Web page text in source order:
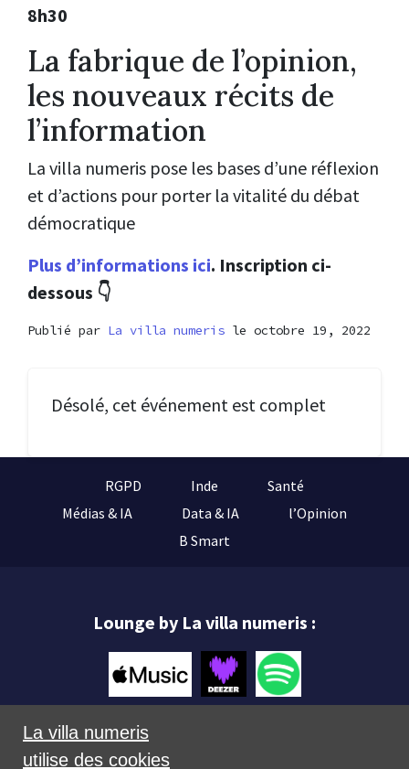
8h30
La fabrique de l’opinion,
les nouveaux récits de
l’information
La villa numeris pose les bases d’une réflexion
et d’actions pour porter la vitalité du débat
démocratique
Plus d’informations ici. Inscription ci-
dessous 👇
Publié par La villa numeris le octobre 19, 2022
Désolé, cet événement est complet
RGPD Inde
Santé
Médias & IA
Data & IA
l’Opinion
B Smart
Lounge by La villa numeris :
La villa numeris
utilise des cookies